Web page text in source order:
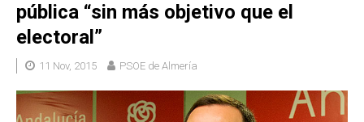
pública “sin más objetivo que el
electoral”
11 Nov, 2015 PSOE de Almería